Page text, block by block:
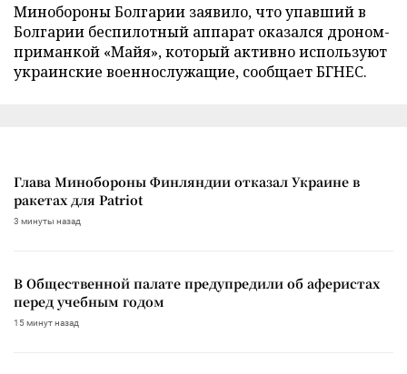
Минобороны Болгарии заявило, что упавший в
Болгарии беспилотный аппарат оказался дроном-
приманкой «Майя», который активно используют
украинские военнослужащие, сообщает БГНЕС.
Глава Минобороны Финляндии отказал Украине в
ракетах для Patriot
3 минуты назад
В Общественной палате предупредили об аферистах
перед учебным годом
15 минут назад